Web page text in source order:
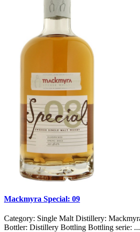
Mackmyra Special: 09
Category: Single Malt Distillery:
Bottler: Distillery Bottling Bottling serie: ...